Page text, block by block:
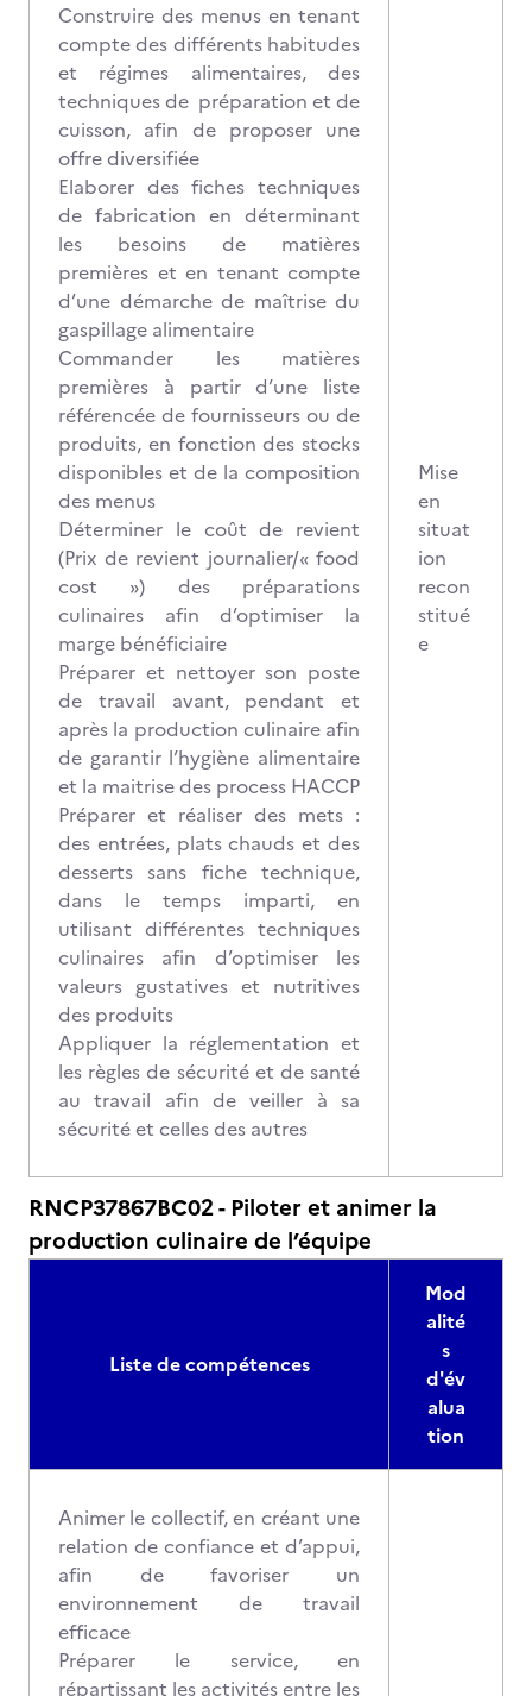
Construire des menus en tenant
compte des différents habitudes
et régimes alimentaires, des
techniques de préparation et de
cuisson, afin de proposer une
offre diversifiée
Elaborer des fiches techniques
de fabrication en déterminant
les besoins de matières
premières et en tenant compte
d’une démarche de maîtrise du
gaspillage alimentaire
Commander les matières
premières à partir d’une liste
référencée de fournisseurs ou de
produits, en fonction des stocks
disponibles et de la composition
des menus
Déterminer le coût de revient
(Prix de revient journalier/« food
cost ») des préparations
culinaires afin d’optimiser la
marge bénéficiaire
Préparer et nettoyer son poste
de travail avant, pendant et
après la production culinaire afin
de garantir l’hygiène alimentaire
et la maitrise des process HACCP
Préparer et réaliser des mets :
des entrées, plats chauds et des
desserts sans fiche technique,
dans le temps imparti, en
utilisant différentes techniques
culinaires afin d’optimiser les
valeurs gustatives et nutritives
des produits
Appliquer la réglementation et
les règles de sécurité et de santé
au travail afin de veiller à sa
sécurité et celles des autres
Mise
en
situat
ion
recon
stitué
e
RNCP37867BC02 - Piloter et animer la
production culinaire de l’équipe
Liste de compétences
Mod
alité
s
d'év
alua
tion
Animer le collectif, en créant une
relation de confiance et d’appui,
afin de favoriser un
environnement de travail
efficace
Préparer le service, en
répartissant les activités entre les